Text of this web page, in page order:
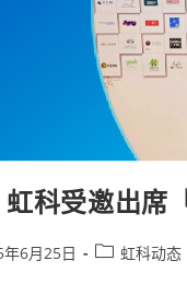
科受邀出席
6月25日 虹科动态